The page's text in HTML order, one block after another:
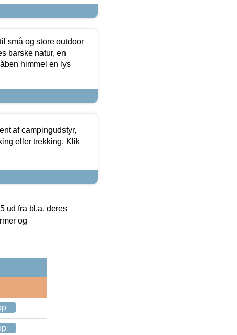
små og store outdoor
barske natur, en
himmel en lys
af campingudstyr,
eller trekking. Klik
ud fra bl.a. deres
og